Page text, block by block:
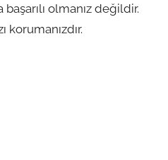
olmanız değildir.
korumanızdır.